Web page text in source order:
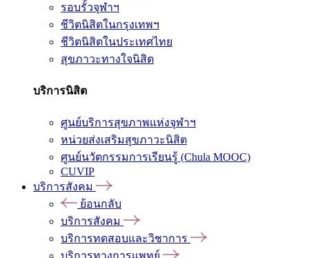
รอบรั้วจุฬาฯ
ชีวิตนิสิตในกรุงเทพฯ
ชีวิตนิสิตในประเทศไทย
สุขภาวะทางใจนิสิต
บริการนิสิต
ศูนย์บริการสุขภาพแห่งจุฬาฯ
หน่วยส่งเสริมสุขภาวะนิสิต
ศูนย์นวัตกรรมการเรียนรู้ (Chula MOOC)
CUVIP
บริการสังคม
ย้อนกลับ
บริการสังคม
บริการทดสอบและวิชาการ